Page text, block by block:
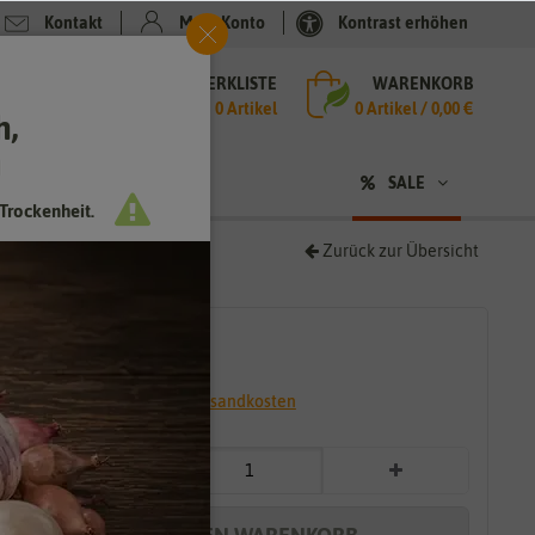
Kontakt Mein Konto Kontrast erhöhen
MERKLISTE
0 Artikel
WARENKORB
0Artikel /0,00 €
SALE
Zurück zur Übersicht
* inkl. 7% MwSt. zzgl. Versandkosten